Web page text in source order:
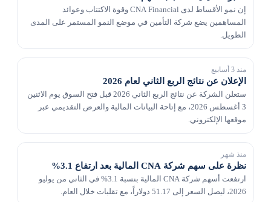
إن نمو الأقساط لدى CNA Financial وقوة الاكتتاب وعوائد
المساهمين يضع شركة التأمين في موضع النمو المستمر على المدى
الطويل.
منذ 3 أسابيع
الإعلان عن نتائج الربع الثاني لعام 2026
ستعلن الشركة عن نتائج الربع الثاني 2026 قبل فتح السوق يوم الاثنين
3 أغسطس 2026، مع إتاحة البيانات المالية والعرض التقديمي عبر
موقعها الإلكتروني.
منذ شهر
نظرة على سهم شركة CNA المالية بعد ارتفاع 3.1%
ارتفعت أسهم شركة CNA المالية بنسبة 3.1% في الثاني من يوليو
2026، ليصل السعر إلى 51.17 دولاراً، مع تقلبات خلال العام.